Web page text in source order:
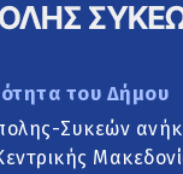
του Δήμου
Συκεών